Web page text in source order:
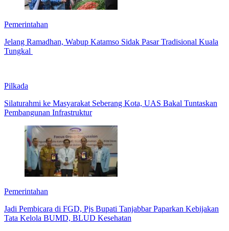
Pemerintahan
Jelang Ramadhan, Wabup Katamso Sidak Pasar Tradisional Kuala
Tungkal
Pilkada
Silaturahmi ke Masyarakat Seberang Kota, UAS Bakal Tuntaskan
Pembangunan Infrastruktur
Pemerintahan
Jadi Pembicara di FGD, Pjs Bupati Tanjabbar Paparkan Kebijakan
Tata Kelola BUMD, BLUD Kesehatan